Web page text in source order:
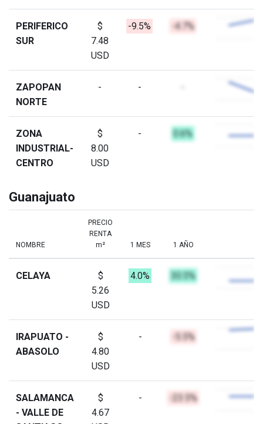
PERIFERICO
SUR
$
7.48
USD
-9.5% -4.7%
ZAPOPAN
NORTE
- -
ZONA
INDUSTRIAL-
CENTRO
$
8.00
USD
- 0.6%
Guanajuato
NOMBRE
PRECIO
RENTA
m²
1 MES 1 AÑO
CELAYA
$
5.26
USD
4.0% 30.5%
IRAPUATO -
ABASOLO
$
4.80
USD
- -5.5%
SALAMANCA
- VALLE DE
$
4.67
- -23.5%